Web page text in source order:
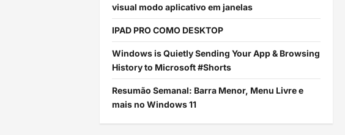
visual modo aplicativo em janelas
IPAD PRO COMO DESKTOP
Windows is Quietly Sending Your App & Browsing
History to Microsoft #Shorts
Resumão Semanal: Barra Menor, Menu Livre e
mais no Windows 11